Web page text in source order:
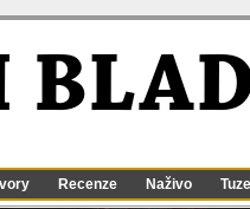
Recenze Naživo